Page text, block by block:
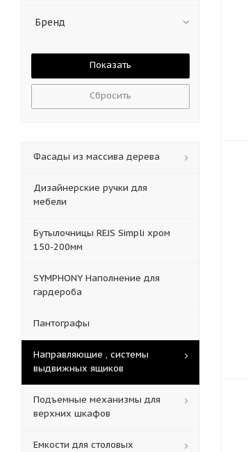
Бренд
Сбросить
Фасады из массива дерева
Дизайнерские ручки для
мебели
Бутылочницы REJS Simpli хром
150-200мм
SYMPHONY Наполнение для
гардероба
Пантографы
Направляющие , системы
выдвижных ящиков
Подъемные механизмы для
верхних шкафов
Емкости для столовых